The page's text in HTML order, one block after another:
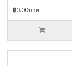
฿0.00บาท